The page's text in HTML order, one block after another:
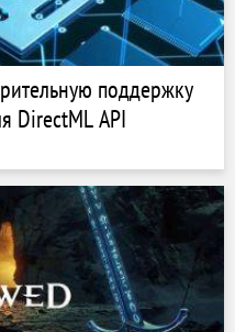
поддержку
DirectML API